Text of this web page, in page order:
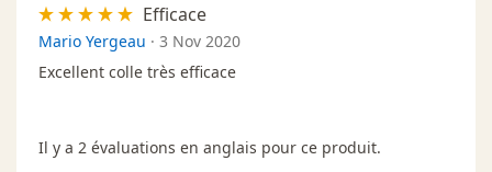
Efficace
Mario Yergeau · 3 Nov 2020
Excellent colle très efficace
Il y a 2 évaluations en anglais pour ce produit.